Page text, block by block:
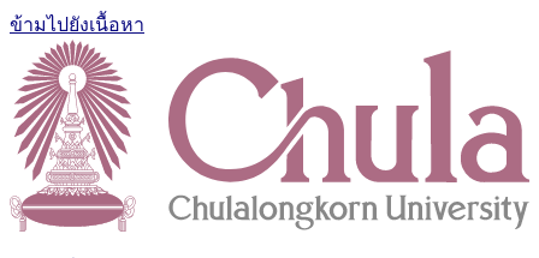
ข้ามไปยังเนื้อหา